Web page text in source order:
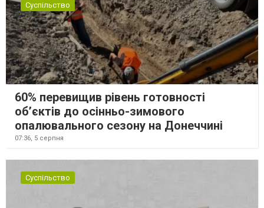
Суспільство
60% перевищив рівень готовності
об’єктів до осінньо-зимового
опалювального сезону на Донеччині
07:36, 5 серпня
Суспільство